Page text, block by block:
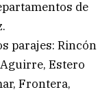
de
parajes: Rincón
Estero
Frontera,